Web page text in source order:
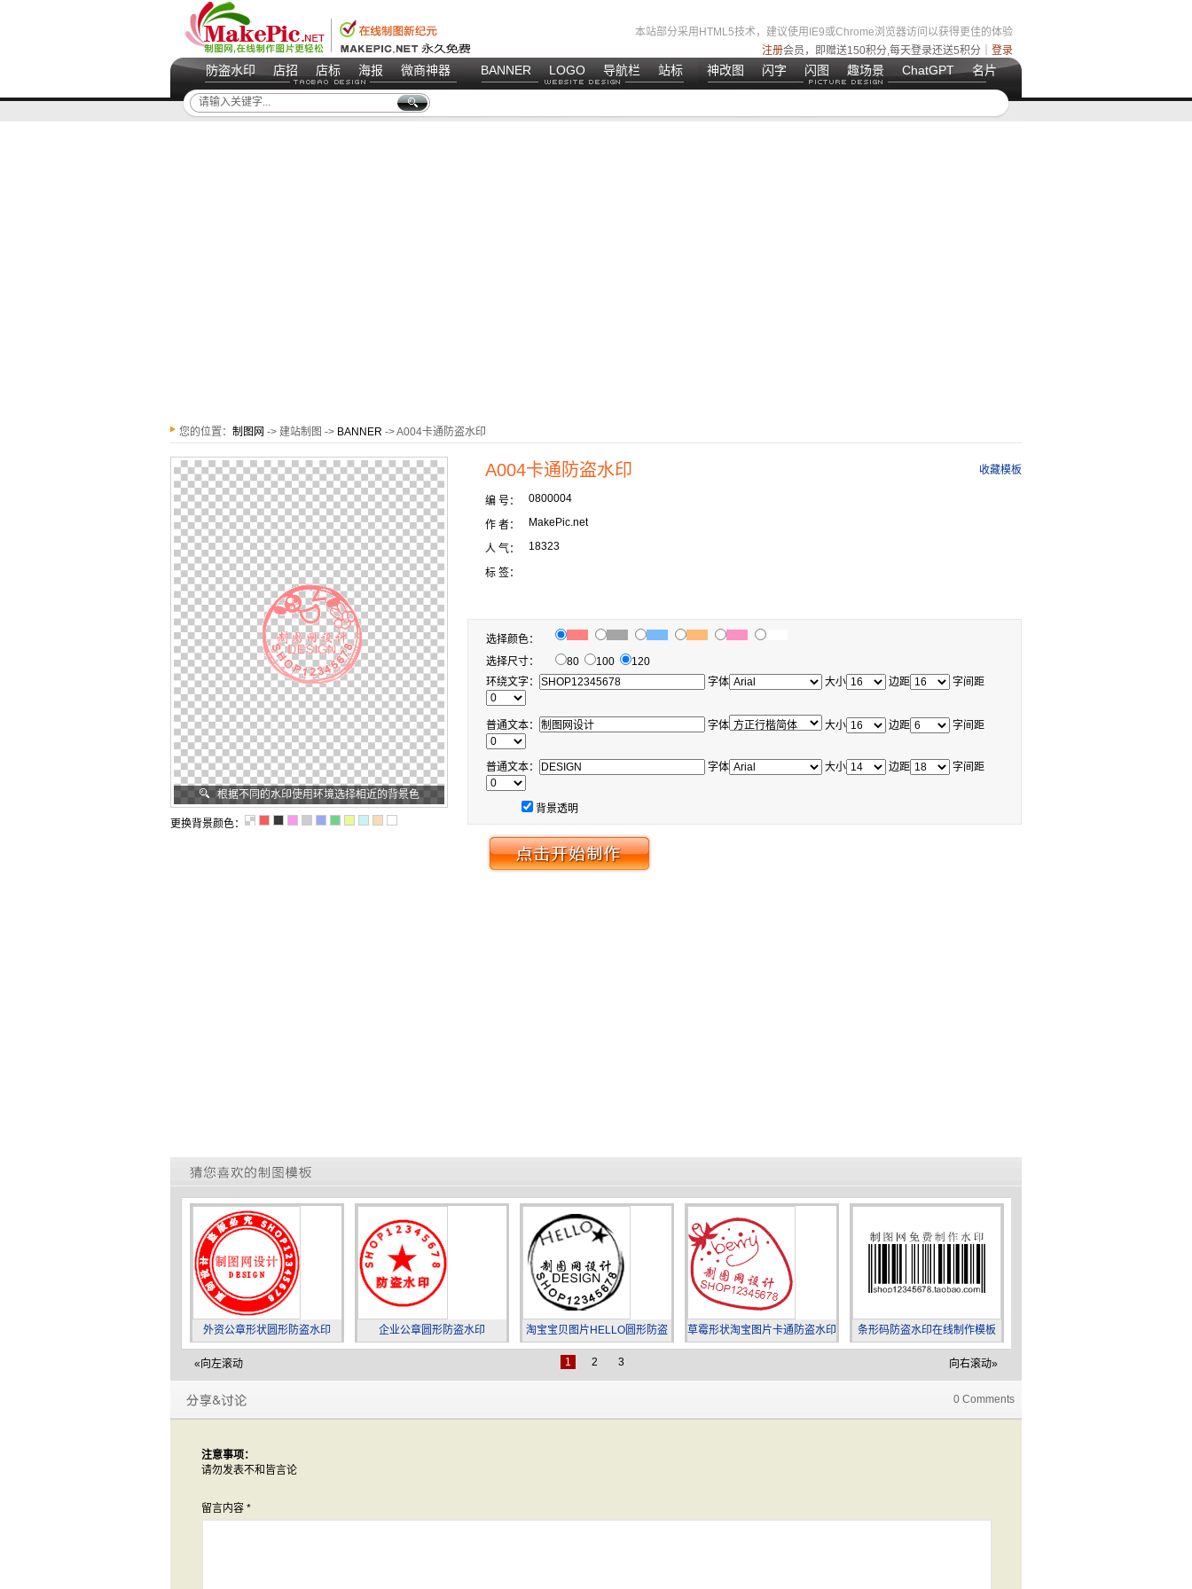
本站部分采用HTML5技术，建议使用IE9或Chrome浏览器访问以获得更佳的体验
注册会员，即赠送150积分,每天登录还送5积分｜ 登录
防盗水印 店招 店标 海报 微商神器 BANNER LOGO 导航栏 站标 神改图 闪字 闪图 趣场景 ChatGPT 名片
您的位置： 制图网 -> 建站制图 -> BANNER -> A004卡通防盗水印
根据不同的水印使用环境选择相近的背景色
更换背景颜色：
收藏模板
A004卡通防盗水印
编 号： 0800004
作 者： MakePic.net
人 气： 18323
标 签：
选择颜色：
选择尺寸：
80 100
120
环绕文字：
字体 大小 边距 字间距
普通文本： 字体 大小 边距 字间距
普通文本： 字体 大小 边距 字间距
背景透明
外资公章形状圆形防盗水印 企业公章圆形防盗水印
淘宝宝贝图片HELLO圆形防盗
水印
草霉形状淘宝图片卡通防盗水印
条形码防盗水印在线制作模板
(横状)
«向左滚动 向右滚动»
1 2 3
0 Comments
注意事项：
请勿发表不和皆言论
留言内容 *